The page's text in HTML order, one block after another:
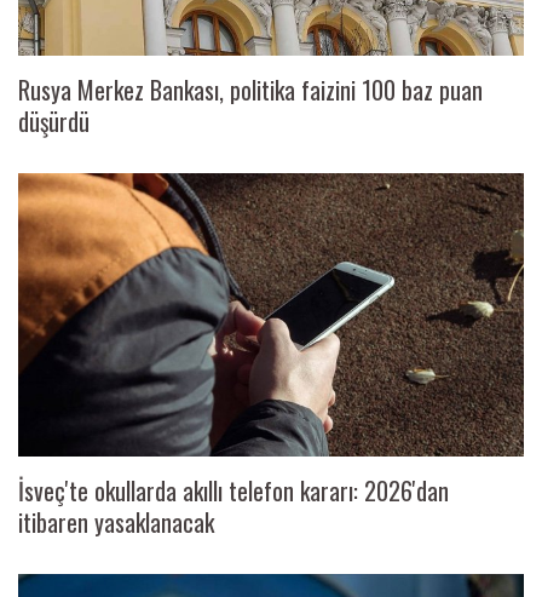
Rusya Merkez Bankası, politika faizini 100 baz puan
düşürdü
İsveç'te okullarda akıllı telefon kararı: 2026'dan
itibaren yasaklanacak